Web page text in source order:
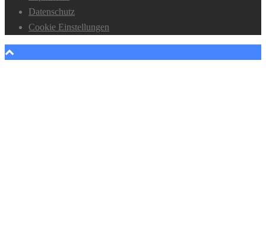
Datenschutz
Cookie Einstellungen